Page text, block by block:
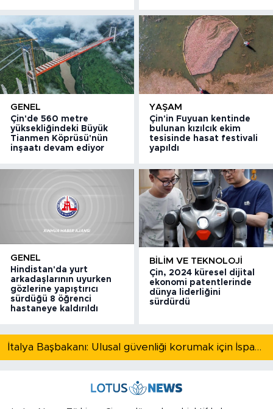
GENEL
Çin'de 560 metre
yüksekliğindeki Büyük
Tianmen Köprüsü'nün
inşaatı devam ediyor
YAŞAM
Çin'in Fuyuan kentinde
bulunan kızılcık ekim
tesisinde hasat festivali
yapıldı
GENEL
Hindistan'da yurt
arkadaşlarının uyurken
gözlerine yapıştırıcı
sürdüğü 8 öğrenci
hastaneye kaldırıldı
BILIM VE TEKNOLOJI
Çin, 2024 küresel dijital
ekonomi patentlerinde
dünya liderliğini
sürdürdü
İtalya Başbakanı: Ulusal güvenliği korumak için İspanya ile Schengen kapsamındaki serbest dolaşımı askıya alıyoruz